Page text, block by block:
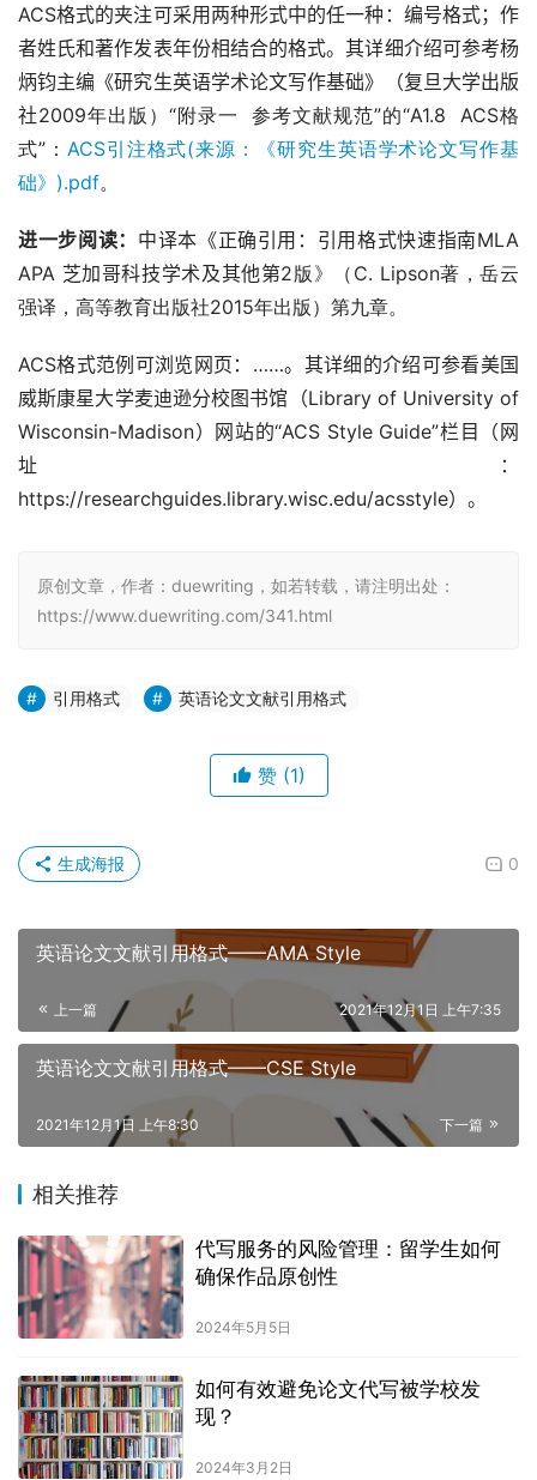
ACS格式的夹注可采用两种形式中的任一种：编号格式；作
者姓氏和著作发表年份相结合的格式。其详细介绍可参考杨
炳钧主编《研究生英语学术论文写作基础》（复旦大学出版
社2009年出版）“附录一  参考文献规范”的“A1.8  ACS格
式”： ACS引注格式(来源：《研究生英语学术论文写作基
础》).pdf。
进一步阅读： 中译本《正确引用：引用格式快速指南MLA
APA 芝加哥科技学术及其他第2版》（C. Lipson著，岳云
强译，高等教育出版社2015年出版）第九章。
ACS格式范例可浏览网页：……。其详细的介绍可参看美国
威斯康星大学麦迪逊分校图书馆（Library of University of
Wisconsin-Madison）网站的“ACS Style Guide”栏目（网
址：
https://researchguides.library.wisc.edu/acsstyle）。
原创文章，作者：duewriting，如若转载，请注明出处：
https://www.duewriting.com/341.html
引用格式 英语论文文献引用格式
赞 (1)
0
生成海报
英语论文文献引用格式——AMA Style
上一篇 2021年12月1日 上午7:35
英语论文文献引用格式——CSE Style
下一篇
2021年12月1日 上午8:30
相关推荐
代写服务的风险管理：留学生如何
确保作品原创性
2024年5月5日
如何有效避免论文代写被学校发
现？
2024年3月2日